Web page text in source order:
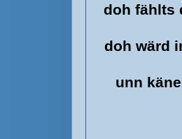
doh fählts
doh wärd
unn